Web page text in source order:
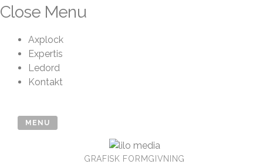
Skip
to
content
Close Menu
Axplock
Expertis
Ledord
Kontakt
GRAFISK FORMGIVNING
MENU